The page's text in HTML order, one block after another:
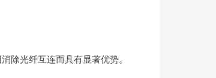
除光纤互连而具有显著优势。